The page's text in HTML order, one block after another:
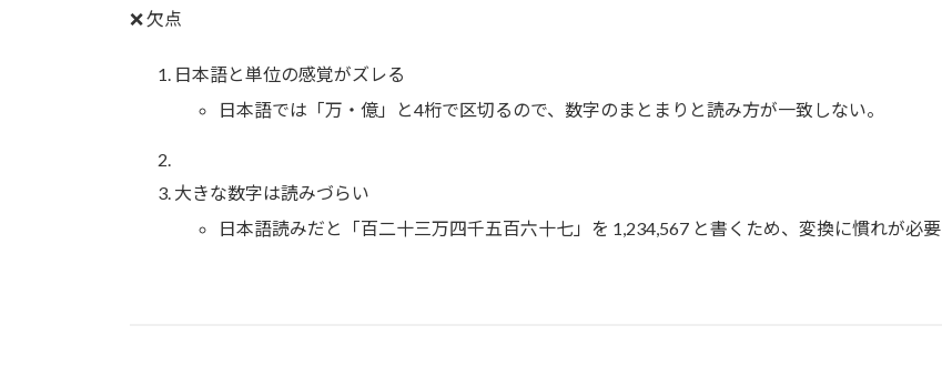
❌ 欠点
日本語と単位の感覚がズレる
日本語では「万・億」と4桁で区切るので、数字のまとまりと読み方が一致しない。
大きな数字は読みづらい
日本語読みだと「百二十三万四千五百六十七」を 1,234,567 と書くため、変換に慣れが必要